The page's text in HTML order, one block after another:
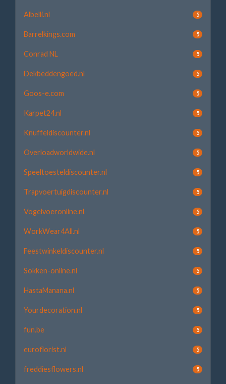
Albelli.nl 5
Barrelkings.com 5
Conrad NL 5
Dekbeddengoed.nl 5
Goos-e.com 5
Karpet24.nl 5
Knuffeldiscounter.nl 5
Overloadworldwide.nl 5
Speeltoesteldiscounter.nl 5
Trapvoertuigdiscounter.nl 5
Vogelvoeronline.nl 5
WorkWear4All.nl 5
Feestwinkeldiscounter.nl 5
Sokken-online.nl 5
HastaManana.nl 5
Yourdecoration.nl 5
fun.be 5
euroflorist.nl 5
freddiesflowers.nl 5